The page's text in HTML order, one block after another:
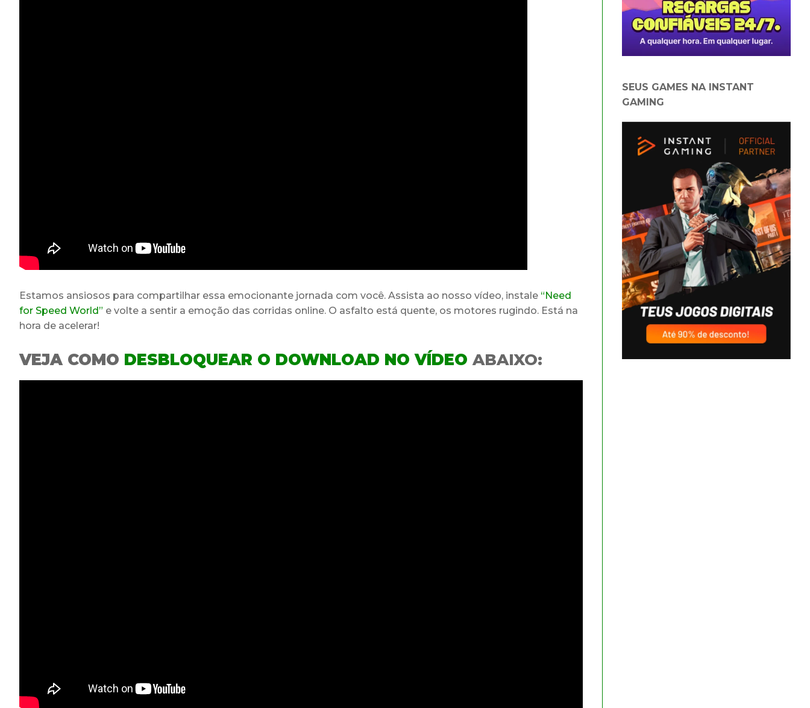
Estamos ansiosos para compartilhar essa emocionante jornada com você. Assista ao nosso vídeo, instale “Need
for Speed World” e volte a sentir a emoção das corridas online. O asfalto está quente, os motores rugindo. Está na
hora de acelerar!
VEJA COMO DESBLOQUEAR O DOWNLOAD NO VÍDEO ABAIXO:
SEUS GAMES NA INSTANT
GAMING